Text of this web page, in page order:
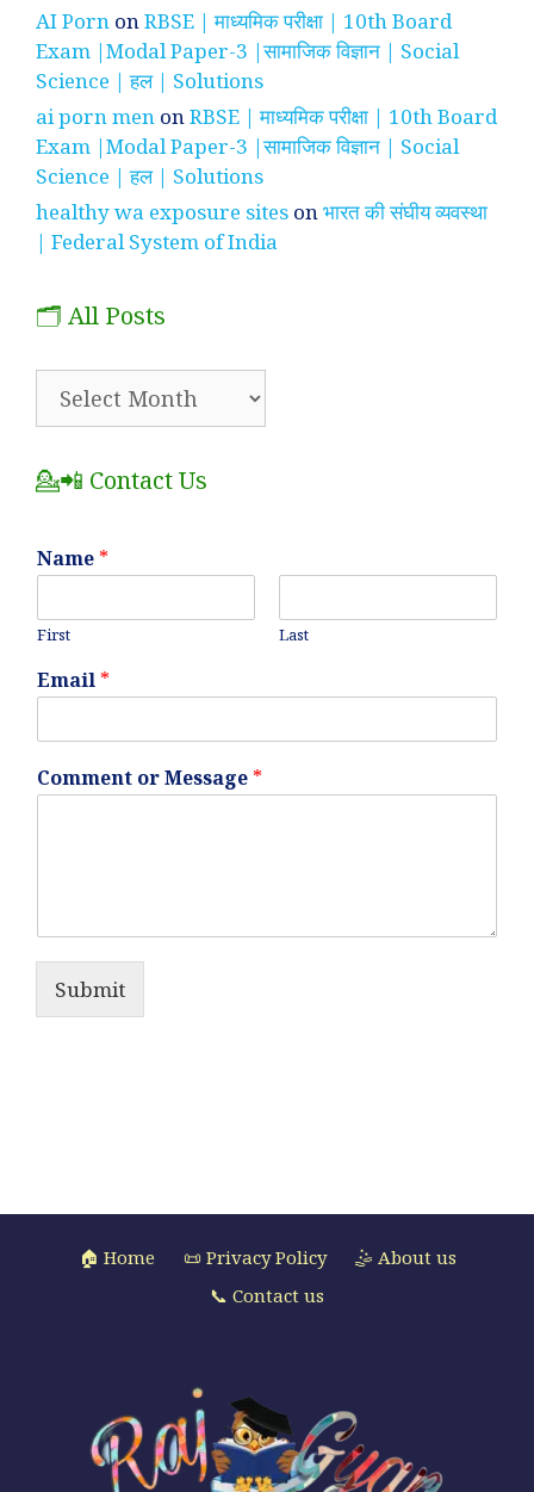
AI Porn onRBSE | माध्यमिक परीक्षा | 10th Board
Exam |Modal Paper-3 |सामाजिक विज्ञान | Social
Science | हल | Solutions
ai porn men onRBSE | माध्यमिक परीक्षा | 10th Board
Exam |Modal Paper-3 |सामाजिक विज्ञान | Social
Science | हल | Solutions
healthy wa exposure sites onभारत की संघीय व्यवस्था
| Federal System of India
🗂️ All Posts
💁📲 Contact Us
Name *
First Last
Email *
Comment or Message *
Submit
🏠 Home 📜 Privacy Policy
🤹 About us
📞 Contact us